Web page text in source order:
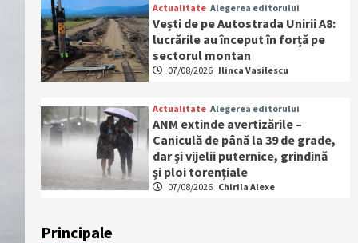
Actualitate Alegerea editorului
Vești de pe Autostrada Unirii A8:
lucrările au început în forță pe
sectorul montan
07/08/2026 Ilinca Vasilescu
Actualitate Alegerea editorului
ANM extinde avertizările –
Caniculă de până la 39 de grade,
dar și vijelii puternice, grindină
și ploi torențiale
07/08/2026 Chirila Alexe
Principale